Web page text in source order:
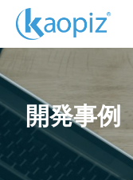
開発事例